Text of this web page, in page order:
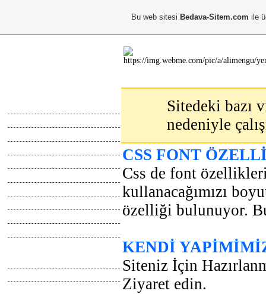
Sitedeki bazı
nedeniyle
CSS FONT
Css de font
kullanacağımızı
özelliği bulunuyor.
KENDİ
Siteniz İçin
Ziyaret edin.
Bu web sitesi Bedava-Sitem.com ile